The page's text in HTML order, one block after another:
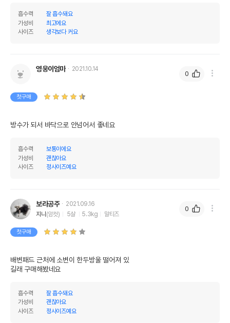
흡수력
잘 흡수돼요
가성비
최고에요
사이즈
생각보다 커요
영웅이엄마 2021.10.14
첫구매
흡수력
보통이에요
가성비
괜찮아요
사이즈
정사이즈예요
0
보라공주
2021.09.16
지니(암컷) 5살 5.3kg 말티즈
첫구매
배변패드 근처에 소변이 한두방울 떨어져 있
길래 구매해봤네요
흡수력
잘 흡수돼요
가성비
괜찮아요
사이즈
정사이즈예요
0